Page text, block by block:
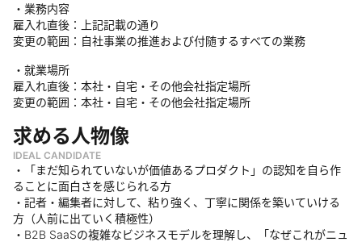
・業務内容
雇入れ直後：上記記載の通り
変更の範囲：自社事業の推進および付随するすべての業務
・就業場所
雇入れ直後：本社・自宅・その他会社指定場所
変更の範囲：本社・自宅・その他会社指定場所
求める人物像
IDEAL CANDIDATE
・「まだ知られていないが価値あるプロダクト」の認知を自ら作
ることに面白さを感じられる方
・記者・編集者に対して、粘り強く、丁寧に関係を築いていける
方（人前に出ていく積極性）
・B2B SaaSの複雑なビジネスモデルを理解し、「なぜこれがニュ